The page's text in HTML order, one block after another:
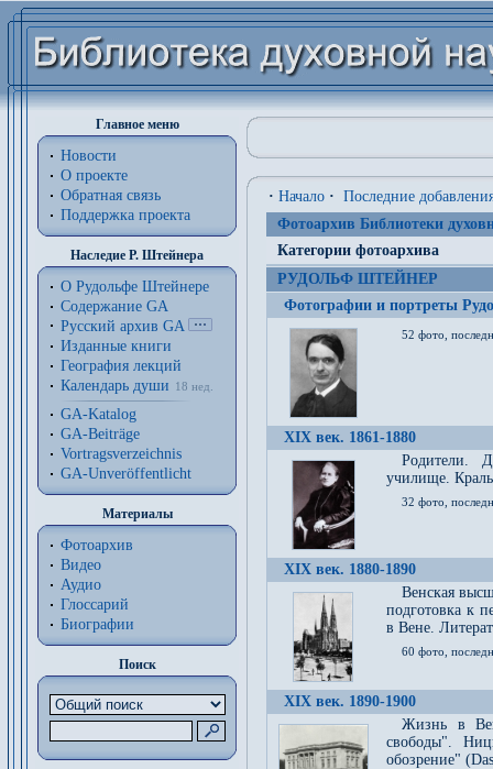
Главное меню
Новости
О проекте
Обратная связь
Поддержка проекта
Наследие Р. Штейнера
О Рудольфе Штейнере
Содержание GA
Русский архив GA
Изданные книги
География лекций
Календарь души
18 нед.
GA-Katalog
GA-Beiträge
Vortragsverzeichnis
GA-Unveröffentlicht
Материалы
Фотоархив
Видео
Аудио
Глоссарий
Биографии
Поиск
· Начало · Последние
Фотоархив Библиотеки
Категории фотоархива
РУДОЛЬФ ШТЕЙНЕР
Фотографии и портреты
52 фото,
XIX век. 1861-1880
Родители.
училище.
32 фото,
XIX век. 1880-1890
Венская
подготовка к
в Вене.
60 фото,
XIX век. 1890-1900
Жизнь в
свободы".
обозрение"